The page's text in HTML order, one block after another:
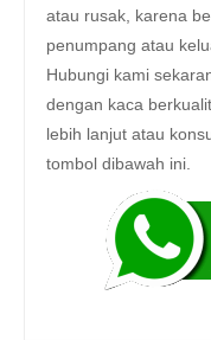
atau rusak, karena
penumpang atau
Hubungi kami
dengan kaca
lebih lanjut atau
tombol dibawah ini.